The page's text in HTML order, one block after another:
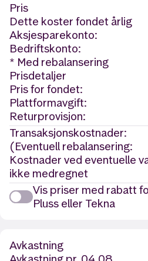
Pris
Dette koster fondet årlig
Aksjesparekonto:
Bedriftskonto:
* Med rebalansering
Prisdetaljer
Pris for fondet:
Plattformavgift:
Returprovisjon:
Transaksjonskostnader:
(Eventuell rebalansering:
Kostnader ved eventuelle
ikke medregnet
Vis priser med rabatt
Pluss eller Tekna
Avkastning